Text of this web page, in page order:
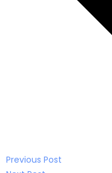
Previous Post